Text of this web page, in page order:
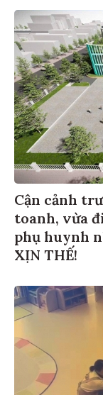
Cận cảnh
toanh, vừa
phụ huynh
XỊN THẾ!